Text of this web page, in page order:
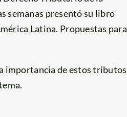
semanas presentó su libro
Latina. Propuestas para
importancia de estos tributos